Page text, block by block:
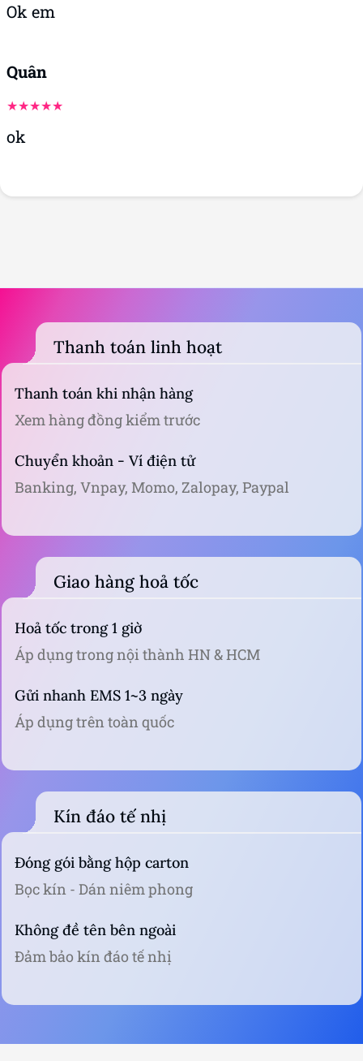
Ok em
Quân
ok
Thanh toán linh hoạt
Thanh toán khi nhận hàng
Xem hàng đồng kiểm trước
Chuyển khoản - Ví điện tử
Banking, Vnpay, Momo, Zalopay, Paypal
Giao hàng hoả tốc
Hoả tốc trong 1 giờ
Áp dụng trong nội thành HN & HCM
Gửi nhanh EMS 1~3 ngày
Áp dụng trên toàn quốc
Kín đáo tế nhị
Đóng gói bằng hộp carton
Bọc kín - Dán niêm phong
Không đề tên bên ngoài
Đảm bảo kín đáo tế nhị